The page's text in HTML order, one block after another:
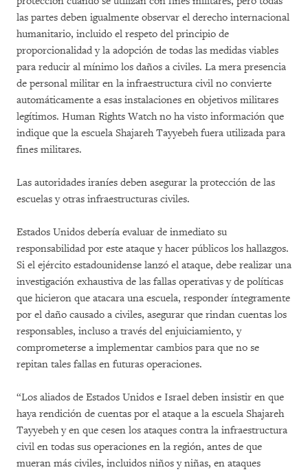
las partes deben igualmente observar el derecho internacional
humanitario, incluido el respeto del principio de
proporcionalidad y la adopción de todas las medidas viables
para reducir al mínimo los daños a civiles. La mera presencia
de personal militar en la infraestructura civil no convierte
automáticamente a esas instalaciones en objetivos militares
legítimos. Human Rights Watch no ha visto información que
indique que la escuela Shajareh Tayyebeh fuera utilizada para
fines militares.
Las autoridades iraníes deben asegurar la protección de las
escuelas y otras infraestructuras civiles.
Estados Unidos debería evaluar de inmediato su
responsabilidad por este ataque y hacer públicos los hallazgos.
Si el ejército estadounidense lanzó el ataque, debe realizar una
investigación exhaustiva de las fallas operativas y de políticas
que hicieron que atacara una escuela, responder íntegramente
por el daño causado a civiles, asegurar que rindan cuentas los
responsables, incluso a través del enjuiciamiento, y
comprometerse a implementar cambios para que no se
repitan tales fallas en futuras operaciones.
“Los aliados de Estados Unidos e Israel deben insistir en que
haya rendición de cuentas por el ataque a la escuela Shajareh
Tayyebeh y en que cesen los ataques contra la infraestructura
civil en todas sus operaciones en la región, antes de que
mueran más civiles, incluidos niños y niñas, en ataques